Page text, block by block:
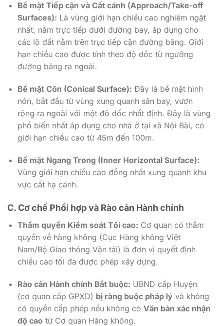
Bề mặt Tiếp cận và Cất cánh (Approach/Take-off
Surfaces): Là vùng giới hạn chiều cao nghiêm ngặt
nhất, nằm trực tiếp dưới đường bay, áp dụng cho
các lô đất nằm trên trục tiếp cận đường băng. Giới
hạn chiều cao được tính theo độ dốc từ ngưỡng
đường băng ra ngoài.
Bề mặt Côn (Conical Surface): Đây là bề mặt hình
nón, bắt đầu từ vùng xung quanh sân bay, vươn
rộng ra ngoài với một độ dốc nhất định. Đây là vùng
phổ biến nhất áp dụng cho nhà ở tại xã Nội Bài, có
giới hạn chiều cao từ 45m đến 100m.
Bề mặt Ngang Trong (Inner Horizontal Surface):
Vùng giới hạn chiều cao đồng nhất xung quanh khu
vực cất hạ cánh.
C. Cơ chế Phối hợp và Rào cản Hành chính
Thẩm quyền Kiểm soát Tối cao: Cơ quan có thẩm
quyền về hàng không (Cục Hàng không Việt
Nam/Bộ Giao thông Vận tải) là đơn vị quyết định
chiều cao tối đa được phép xây dựng.
Rào cản Hành chính Bắt buộc: UBND cấp Huyện
(cơ quan cấp GPXD) bị ràng buộc pháp lývà không
có quyền cấp phép nếu không có Văn bản xác nhận
độ cao từ Cơ quan Hàng không.